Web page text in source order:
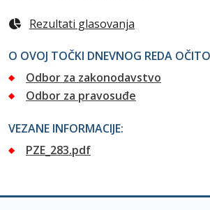
Rezultati glasovanja
O OVOJ TOČKI DNEVNOG REDA
Odbor za zakonodavstvo
Odbor za pravosuđe
VEZANE INFORMACIJE:
PZE_283.pdf